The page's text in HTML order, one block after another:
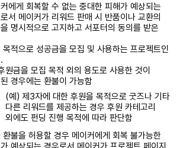
에게 회복할 수 없는 중대한 피해가 예상되는
서 메이커가 리워드 판매 시 반품이나 교환의
명시적으로 고지하고 서포터의 동의를 받은
목적으로 성공금을 모집 및 사용하는 프로젝트인
원금을 모집 목적 외의 용도로 사용한 것이
경우에는 환불이 가능함
(예) 제3자에 대한 후원을 목적으로 굿즈나 기타
다른 리워드를 제공하는 경우 후원 카테고리
외에도 펀딩 진행 목적에 따라 판단함
환불을 허용할 경우 메이커에게 회복 불가능한